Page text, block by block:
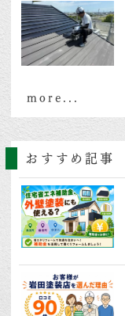
more...
おすすめ記事